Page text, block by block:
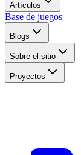
Artículos
Base de juegos
Blogs
Sobre el sitio
Proyectos